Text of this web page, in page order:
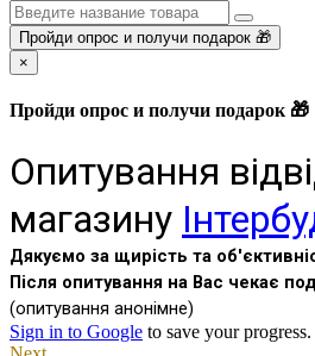
Пройди опрос и получи подарок 🎁
×
Пройди опрос и получи подарок 🎁